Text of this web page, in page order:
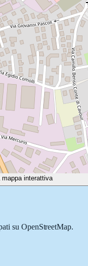
interattiva
su OpenStreetMap.